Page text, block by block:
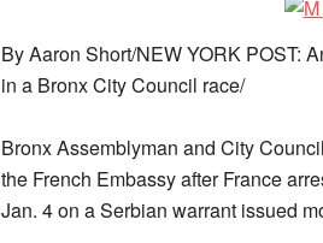
By Aaron Short/NEW YORK POST:
in a Bronx City Council race/
Bronx Assemblyman and City
the French Embassy after France
Jan. 4 on a Serbian warrant issued